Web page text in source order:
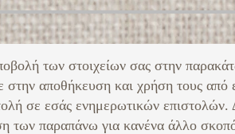
των στοιχείων σας στην
στην αποθήκευση και χρήση τους από
σε εσάς ενημερωτικών επιστολών.
των παραπάνω για κανένα άλλο